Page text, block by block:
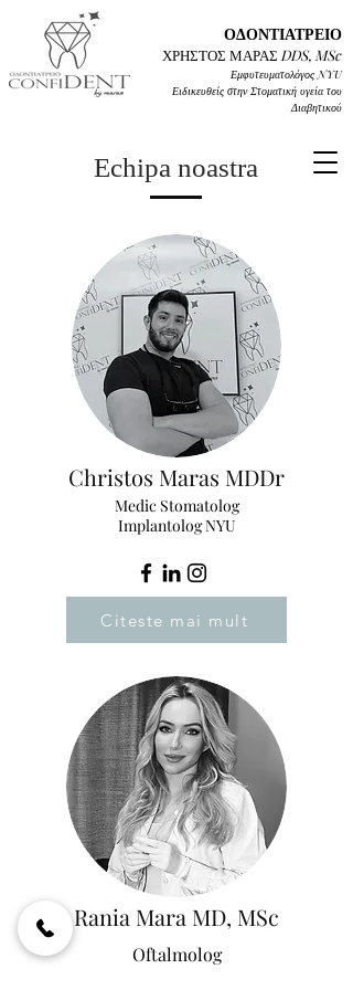
ΟΔΟΝΤΙΑΤΡΕΙΟ
ΧΡΗΣΤΟΣ ΜΑΡΑΣ DDS, MSc
ΕμφυτευματολόγοςNYU
Ειδικευθείς στην Στοματική υγεία του
Διαβητικού
Echipa noastra
Christos Maras MDDr
Medic Stomatolog
Implantolog NYU
Citeste mai mult
Rania Mara MD, MSc
Oftalmolog